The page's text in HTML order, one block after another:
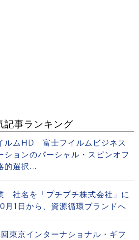
記事ランキング
ルムHD 富士フイルムビジネス
ションのパーシャル・スピンオフ
的選択...
社名を「プチプチ株式会社」に
1日から、資源循環ブランドへ
回東京インターナショナル・ギフ